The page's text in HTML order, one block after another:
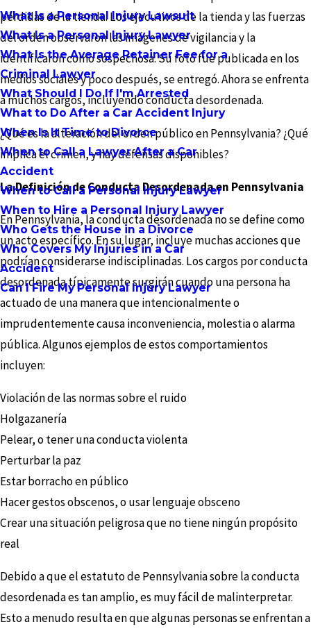
What Is a Personal Injury Lawsuit
What Is a Personal Injury Lawyer
What Is the Average Retainer Fee for a
Criminal Lawyer
What Should I Do If I'm Arrested
What to Do After a Car Accident Injury
When Is It Time to Divorce
When to Call a Lawyer After a Car
Accident
When to Call a Personal Injury Lawyer
When to Hire a Personal Injury Lawyer
Who Gets the House in a Divorce
Who Covers My Injuries in a Car
Accident
Can I Fire My Personal Injury Lawyer
pérdidas de la tienda. Los ejecutivos de la tienda y las fuerzas
del orden observaron las imágenes de vigilancia y la
identificaron como sospechosa. Su foto fue publicada en los
medios sociales y poco después, se entregó. Ahora se enfrenta
a muchos cargos, incluyendo conducta desordenada.
¿Qué es la alteración del orden público en Pennsylvania? ¿Qué
implica el crimen, y hay defensas disponibles?
La Definición de Conducta Desordenada en Pennsylvania
En Pennsylvania, la conducta desordenada no se define como
un acto específico. En su lugar, incluye muchas acciones que
podrían considerarse indisciplinadas. Los cargos por conducta
desordenada típicamente surgirán cuando una persona ha
actuado de una manera que intencionalmente o
imprudentemente causa inconveniencia, molestia o alarma
pública. Algunos ejemplos de estos comportamientos
incluyen:
Violación de las normas sobre el ruido
Holgazanería
Pelear, o tener una conducta violenta
Perturbar la paz
Estar borracho en público
Hacer gestos obscenos, o usar lenguaje obsceno
Crear una situación peligrosa que no tiene ningún propósito
real
Debido a que el estatuto de Pennsylvania sobre la conducta
desordenada es tan amplio, es muy fácil de malinterpretar.
Esto a menudo resulta en que algunas personas se enfrentan a